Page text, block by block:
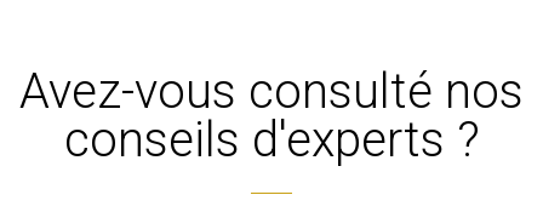
Avez-vous consulté nos
conseils d'experts ?